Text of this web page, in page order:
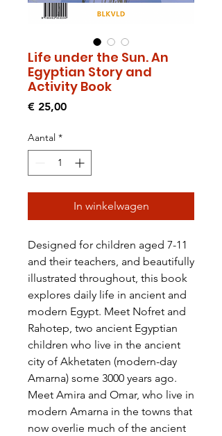
Life under the Sun. An
Egyptian Story and
Activity Book
€ 25,00Prijs
Aantal *
In winkelwagen
Designed for children aged 7-11
and their teachers, and beautifully
illustrated throughout, this book
explores daily life in ancient and
modern Egypt. Meet Nofret and
Rahotep, two ancient Egyptian
children who live in the ancient
city of Akhetaten (modern-day
Amarna) some 3000 years ago.
Meet Amira and Omar, who live in
modern Amarna in the towns that
now overlie much of the ancient